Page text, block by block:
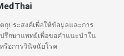
ถุประสงค์เพื่อให้ข้อมูลและการ
รึกษาแพทย์เพื่อขอคำแนะนำใน
รือการวินิจฉัยโรค